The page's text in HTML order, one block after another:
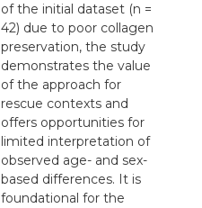
of the initial dataset (n =
42) due to poor collagen
preservation, the study
demonstrates the value
of the approach for
rescue contexts and
offers opportunities for
limited interpretation of
observed age- and sex-
based differences. It is
foundational for the